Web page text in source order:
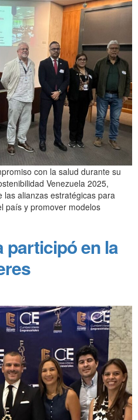
con la salud durante su
Venezuela 2025,
alianzas estratégicas para
país y promover modelos
participó en la